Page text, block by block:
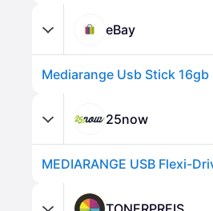
eBay
Mediarange Usb Stick
25now
MEDIARANGE USB Flexi-